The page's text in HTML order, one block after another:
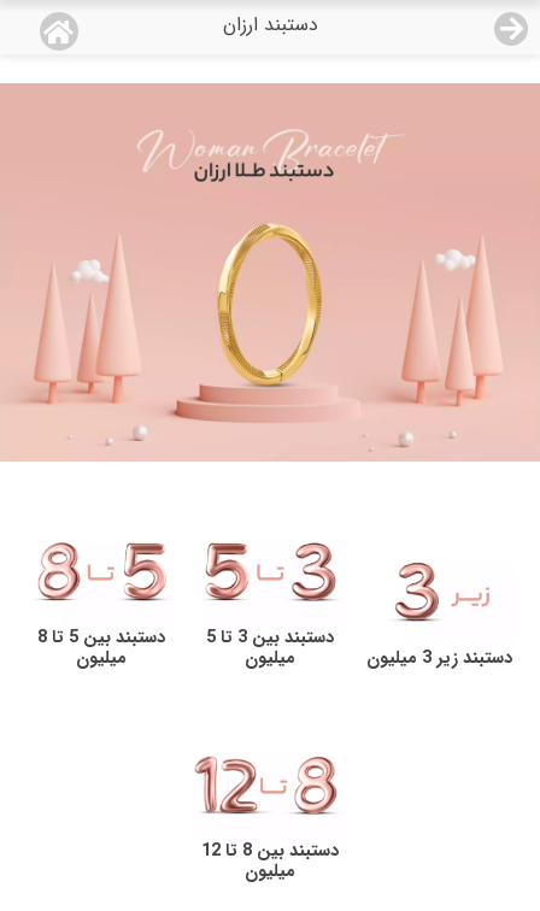
دستبند ارزان
منو
نمایندگی ها
مجله روبی
درباره ما
اعطای نمایندگی
دستبند زیر 3 میلیون
دستبند بین 3 تا 5
میلیون
دستبند بین 5 تا 8
میلیون
دستبند بین 8 تا 12
میلیون